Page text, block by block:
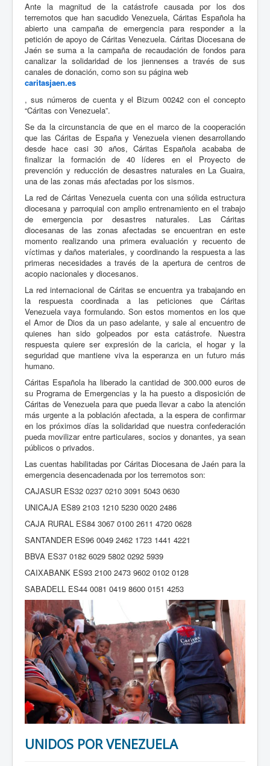
Ante la magnitud de la catástrofe causada por los dos
terremotos que han sacudido Venezuela, Cáritas Española ha
abierto una campaña de emergencia para responder a la
petición de apoyo de Cáritas Venezuela. Cáritas Diocesana de
Jaén se suma a la campaña de recaudación de fondos para
canalizar la solidaridad de los jiennenses a través de sus
canales de donación, como son su página web
caritasjaen.es
, sus números de cuenta y el Bizum 00242 con el concepto
“Cáritas con Venezuela”.
Se da la circunstancia de que en el marco de la cooperación
que las Cáritas de España y Venezuela vienen desarrollando
desde hace casi 30 años, Cáritas Española acababa de
finalizar la formación de 40 líderes en el Proyecto de
prevención y reducción de desastres naturales en La Guaira,
una de las zonas más afectadas por los sismos.
La red de Cáritas Venezuela cuenta con una sólida estructura
diocesana y parroquial con amplio entrenamiento en el trabajo
de emergencia por desastres naturales. Las Cáritas
diocesanas de las zonas afectadas se encuentran en este
momento realizando una primera evaluación y recuento de
víctimas y daños materiales, y coordinando la respuesta a las
primeras necesidades a través de la apertura de centros de
acopio nacionales y diocesanos.
La red internacional de Cáritas se encuentra ya trabajando en
la respuesta coordinada a las peticiones que Cáritas
Venezuela vaya formulando. Son estos momentos en los que
el Amor de Dios da un paso adelante, y sale al encuentro de
quienes han sido golpeados por esta catástrofe. Nuestra
respuesta quiere ser expresión de la caricia, el hogar y la
seguridad que mantiene viva la esperanza en un futuro más
humano.
Cáritas Española ha liberado la cantidad de 300.000 euros de
su Programa de Emergencias y la ha puesto a disposición de
Cáritas de Venezuela para que pueda llevar a cabo la atención
más urgente a la población afectada, a la espera de confirmar
en los próximos días la solidaridad que nuestra confederación
pueda movilizar entre particulares, socios y donantes, ya sean
públicos o privados.
Las cuentas habilitadas por Cáritas Diocesana de Jaén para la
emergencia desencadenada por los terremotos son:
CAJASUR ES32 0237 0210 3091 5043 0630
UNICAJA ES89 2103 1210 5230 0020 2486
CAJA RURAL ES84 3067 0100 2611 4720 0628
SANTANDER ES96 0049 2462 1723 1441 4221
BBVA ES37 0182 6029 5802 0292 5939
CAIXABANK ES93 2100 2473 9602 0102 0128
SABADELL ES44 0081 0419 8600 0151 4253
UNIDOS POR VENEZUELA